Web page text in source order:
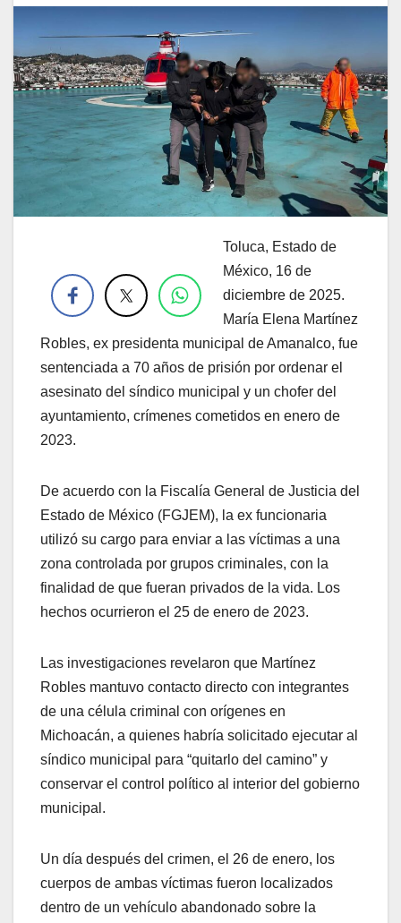
Toluca, Estado de
México, 16 de
diciembre de 2025.
María Elena Martínez
Robles, ex presidenta municipal de Amanalco, fue
sentenciada a 70 años de prisión por ordenar el
asesinato del síndico municipal y un chofer del
ayuntamiento, crímenes cometidos en enero de
2023.
De acuerdo con la Fiscalía General de Justicia del
Estado de México (FGJEM), la ex funcionaria
utilizó su cargo para enviar a las víctimas a una
zona controlada por grupos criminales, con la
finalidad de que fueran privados de la vida. Los
hechos ocurrieron el 25 de enero de 2023.
Las investigaciones revelaron que Martínez
Robles mantuvo contacto directo con integrantes
de una célula criminal con orígenes en
Michoacán, a quienes habría solicitado ejecutar al
síndico municipal para “quitarlo del camino” y
conservar el control político al interior del gobierno
municipal.
Un día después del crimen, el 26 de enero, los
cuerpos de ambas víctimas fueron localizados
dentro de un vehículo abandonado sobre la